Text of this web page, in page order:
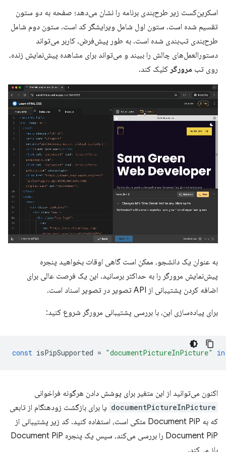
اسکرین‌کست زیر طرح‌بندی برنامه را نشان می‌دهد؛ صفحه به دو ستون
تقسیم شده است. ستون اول شامل ویرایشگر کد است. ستون دوم شامل
طرح‌بندی تب‌بندی شده است. به طور پیش‌فرض، کاربر می‌تواند
دستورالعمل‌های چالش را ببیند و می‌تواند برای مشاهده پیش‌نمایش زنده،
روی تب مرورگر کلیک کند.
به عنوان یک دانشجو، ممکن است گاهی اوقات بخواهید پنجره
پیش‌نمایش مرورگر را به حداکثر برسانید. این یک فرصت عالی برای
اضافه کردن پشتیبانی از API تصویر در تصویر اسناد است.
برای پیاده‌سازی این، با بررسی پشتیبانی مرورگر شروع کنید:
const isPipSupported = "documentPictureInPicture" in
اکنون می‌توانید از این متغیر برای پوشش دادن هرگونه فراخوانی
documentPictureInPicture یا برای بازگشت زودهنگام از تابعی
که به Document PiP متکی است، استفاده کنید. کد زیر پشتیبانی از
Document PiP را بررسی می‌کند، سپس یک پنجره Document PiP
باز می‌کند.